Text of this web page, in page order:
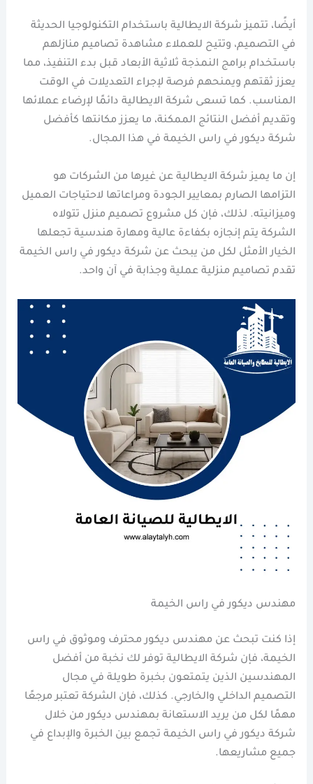
أيضًا، تتميز شركة الايطالية باستخدام التكنولوجيا الحديثة
في التصميم، وتتيح للعملاء مشاهدة تصاميم منازلهم
باستخدام برامج النمذجة ثلاثية الأبعاد قبل بدء التنفيذ، مما
يعزز ثقتهم ويمنحهم فرصة لإجراء التعديلات في الوقت
المناسب. كما تسعى شركة الايطالية دائمًا لإرضاء عملائها
وتقديم أفضل النتائج الممكنة، ما يعزز مكانتها كأفضل
شركة ديكور في راس الخيمة في هذا المجال.
إن ما يميز شركة الايطالية عن غيرها من الشركات هو
التزامها الصارم بمعايير الجودة ومراعاتها لاحتياجات العميل
وميزانيته. لذلك، فإن كل مشروع تصميم منزل تتولاه
الشركة يتم إنجازه بكفاءة عالية ومهارة هندسية تجعلها
الخيار الأمثل لكل من يبحث عن شركة ديكور في راس الخيمة
تقدم تصاميم منزلية عملية وجذابة في آن واحد.
مهندس ديكور في راس الخيمة
إذا كنت تبحث عن مهندس ديكور محترف وموثوق في راس
الخيمة، فإن شركة الايطالية توفر لك نخبة من أفضل
المهندسين الذين يتمتعون بخبرة طويلة في مجال
التصميم الداخلي والخارجي. كذلك، فإن الشركة تعتبر مرجعًا
مهمًا لكل من يريد الاستعانة بمهندس ديكور من خلال
شركة ديكور في راس الخيمة تجمع بين الخبرة والإبداع في
جميع مشاريعها.